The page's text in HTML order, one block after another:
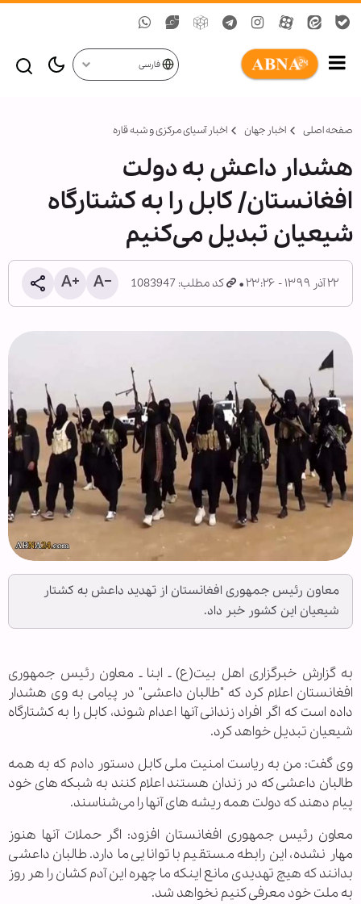
فارسی
صفحه اصلی اخبار جهان اخبار آسیای مرکزی و شبه قاره
هشدار داعش به دولت
افغانستان/ کابل را به کشتارگاه
شیعیان تبدیل می‌کنیم
۲۲ آذر ۱۳۹۹ - ۲۳:۲۶ کد مطلب: 1083947
معاون رئیس جمهوری افغانستان از تهدید داعش به کشتار
شیعیان این کشور خبر داد.
به گزارش خبرگزاری اهل بیت(ع) ـ ابنا ـ معاون رئیس جمهوری
افغانستان اعلام کرد که "طالبان داعشی" در پیامی به وی هشدار
داده است که اگر افراد زندانی آنها اعدام شوند، کابل را به کشتارگاه
شیعیان تبدیل خواهد کرد.
وی گفت: من به ریاست امنیت ملی کابل دستور دادم که به همه
طالبان داعشی که در زندان هستند اعلام کنند به شبکه های خود
پیام دهند که دولت همه ریشه های آنها را می‌شناسند.
معاون رئیس جمهوری افغانستان افزود: اگر حملات آنها هنوز
مهار نشده، این رابطه مستقیم با توانایی ما دارد. طالبان داعشی
بدانند که هیچ تهدیدی مانع اینکه ما چهره این آدم کشان را هر روز
به ملت خود معرفی کنیم نخواهد شد.